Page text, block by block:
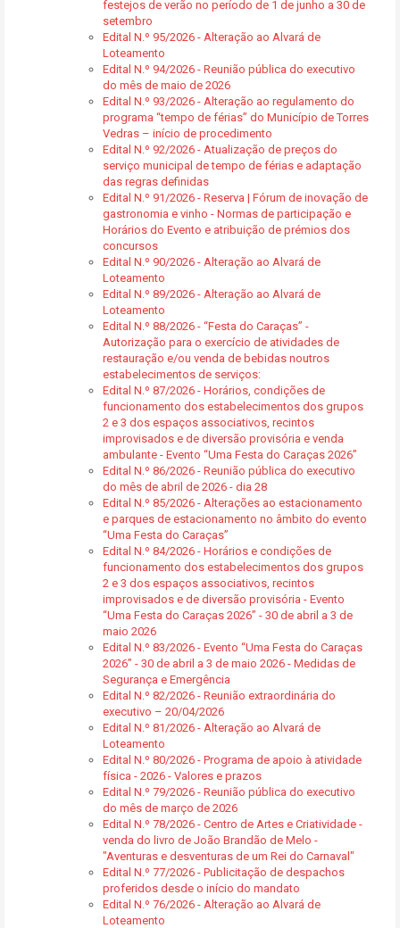
festejos de verão no período de 1 de junho a 30 de
setembro
Edital N.º 95/2026 - Alteração ao Alvará de
Loteamento
Edital N.º 94/2026 - Reunião pública do executivo
do mês de maio de 2026
Edital N.º 93/2026 - Alteração ao regulamento do
programa “tempo de férias” do Município de Torres
Vedras – início de procedimento
Edital N.º 92/2026 - Atualização de preços do
serviço municipal de tempo de férias e adaptação
das regras definidas
Edital N.º 91/2026 - Reserva | Fórum de inovação de
gastronomia e vinho - Normas de participação e
Horários do Evento e atribuição de prémios dos
concursos
Edital N.º 90/2026 - Alteração ao Alvará de
Loteamento
Edital N.º 89/2026 - Alteração ao Alvará de
Loteamento
Edital N.º 88/2026 - “Festa do Caraças” -
Autorização para o exercício de atividades de
restauração e/ou venda de bebidas noutros
estabelecimentos de serviços:
Edital N.º 87/2026 - Horários, condições de
funcionamento dos estabelecimentos dos grupos
2 e 3 dos espaços associativos, recintos
improvisados e de diversão provisória e venda
ambulante - Evento “Uma Festa do Caraças 2026”
Edital N.º 86/2026 - Reunião pública do executivo
do mês de abril de 2026 - dia 28
Edital N.º 85/2026 - Alterações ao estacionamento
e parques de estacionamento no âmbito do evento
“Uma Festa do Caraças”
Edital N.º 84/2026 - Horários e condições de
funcionamento dos estabelecimentos dos grupos
2 e 3 dos espaços associativos, recintos
improvisados e de diversão provisória - Evento
“Uma Festa do Caraças 2026” - 30 de abril a 3 de
maio 2026
Edital N.º 83/2026 - Evento “Uma Festa do Caraças
2026” - 30 de abril a 3 de maio 2026 - Medidas de
Segurança e Emergência
Edital N.º 82/2026 - Reunião extraordinária do
executivo – 20/04/2026
Edital N.º 81/2026 - Alteração ao Alvará de
Loteamento
Edital N.º 80/2026 - Programa de apoio à atividade
física - 2026 - Valores e prazos
Edital N.º 79/2026 - Reunião pública do executivo
do mês de março de 2026
Edital N.º 78/2026 - Centro de Artes e Criatividade -
venda do livro de João Brandão de Melo -
"Aventuras e desventuras de um Rei do Carnaval"
Edital N.º 77/2026 - Publicitação de despachos
proferidos desde o início do mandato
Edital N.º 76/2026 - Alteração ao Alvará de
Loteamento